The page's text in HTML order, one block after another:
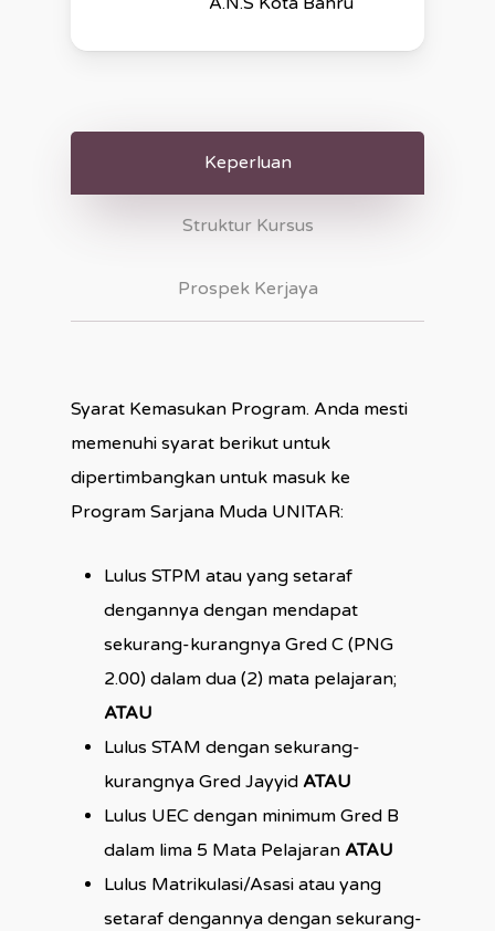
Keperluan
Struktur Kursus
Prospek Kerjaya
Syarat Kemasukan Program. Anda mesti
memenuhi syarat berikut untuk
dipertimbangkan untuk masuk ke
Program Sarjana Muda UNITAR:
Lulus STPM atau yang setaraf
dengannya dengan mendapat
sekurang-kurangnya Gred C (PNG
2.00) dalam dua (2) mata pelajaran;
ATAU
Lulus STAM dengan sekurang-
kurangnya Gred Jayyid ATAU
Lulus UEC dengan minimum Gred B
dalam lima 5 Mata Pelajaran ATAU
Lulus Matrikulasi/Asasi atau yang
setaraf dengannya dengan sekurang-